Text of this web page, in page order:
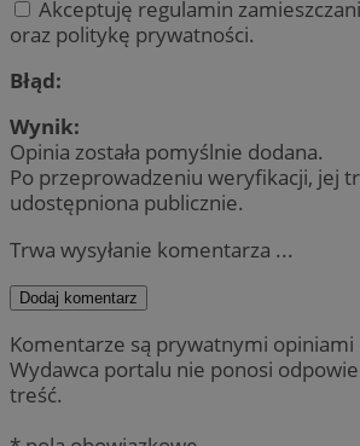
Akceptuję regulamin
oraz politykę prywatności.
Błąd:
Wynik:
Opinia została pomyślnie dodana.
Po przeprowadzeniu weryfikacji, jej
udostępniona publicznie.
Trwa wysyłanie komentarza ...
Dodaj komentarz
Komentarze są prywatnymi
Wydawca portalu nie ponosi
treść.